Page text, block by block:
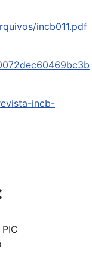
incb011.pdf
incb-